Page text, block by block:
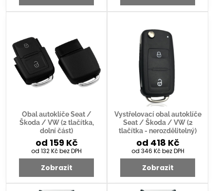
Obal autoklíče Seat /
Škoda / VW (2 tlačítka,
dolní část)
od 159 Kč
od 132 Kčbez DPH
Zobrazit
Vystřelovací obal autoklíče
Seat / Škoda / VW (2
tlačítka - nerozdělitelný)
od 418 Kč
od 346 Kčbez DPH
Zobrazit